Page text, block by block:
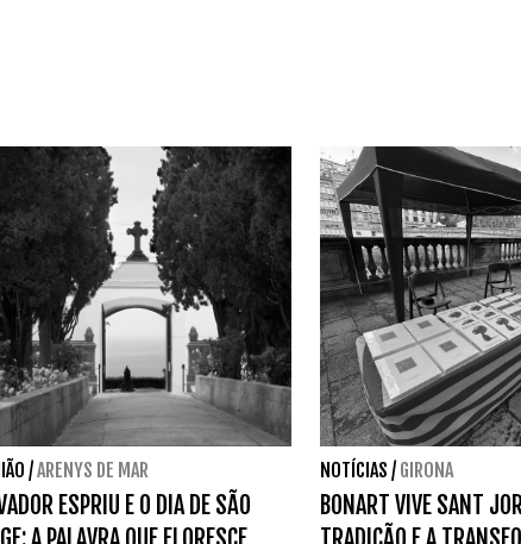
/ARENYS DE MAR
ESPRIU E O DIA DE SÃO
NOTÍCIAS / GIRONA
BONART VIVE SANT